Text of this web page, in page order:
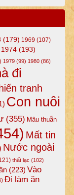
(179) 1969 (107)
1974(193)
1979(99) 1980(86)
đi
tranh
Con nuôi
(355) Mâu thuẫn
Mất tin
Nước ngoài
thất lạc (102)
(223) Vào
Đi làm ăn